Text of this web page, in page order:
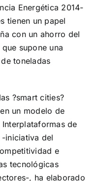
Energética 2014-
tienen un papel
con un ahorro del
supone una
toneladas
?smart cities?
un modelo de
de
-iniciativa del
e
tecnológicas
, ha elaborado